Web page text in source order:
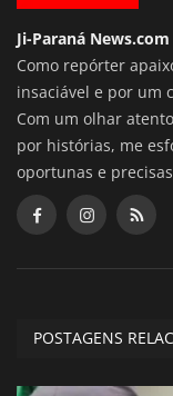
Ji-Paraná News.com
Como repórter
insaciável e por um
Com um olhar
por histórias, me
oportunas e
POSTAGENS